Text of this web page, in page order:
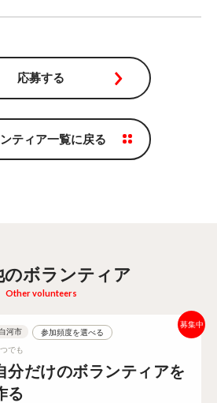
応募する
ティア一覧に戻る
のボランティア
Other volunteers
分だけのボランティアを
る
河市
参加頻度を選べる
でも